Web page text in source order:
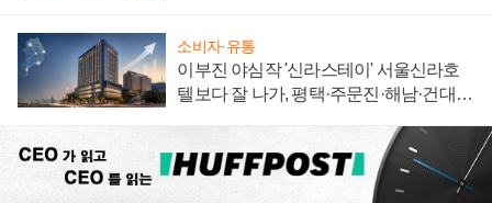
소비자·유통
이부진 야심작 '신라스테이' 서울신라호
텔보다 잘 나가, 평택·주문진·해남·건대로